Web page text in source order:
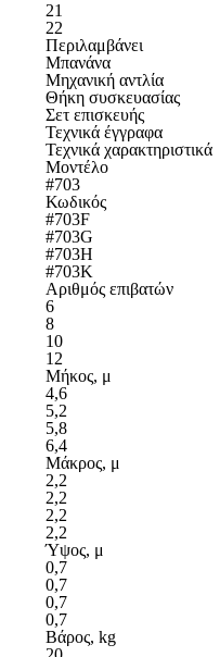
21
22
Περιλαμβάνει
Μπανάνα
Μηχανική αντλία
Θήκη συσκευασίας
Σετ επισκευής
Τεχνικά έγγραφα
Τεχνικά χαρακτηριστικά
Μοντέλο
#703
Κωδικός
#703F
#703G
#703H
#703K
Αριθμός επιβατών
6
8
10
12
Μήκος, μ
4,6
5,2
5,8
6,4
Μάκρος, μ
2,2
2,2
2,2
2,2
Ύψος, μ
0,7
0,7
0,7
0,7
Βάρος, kg